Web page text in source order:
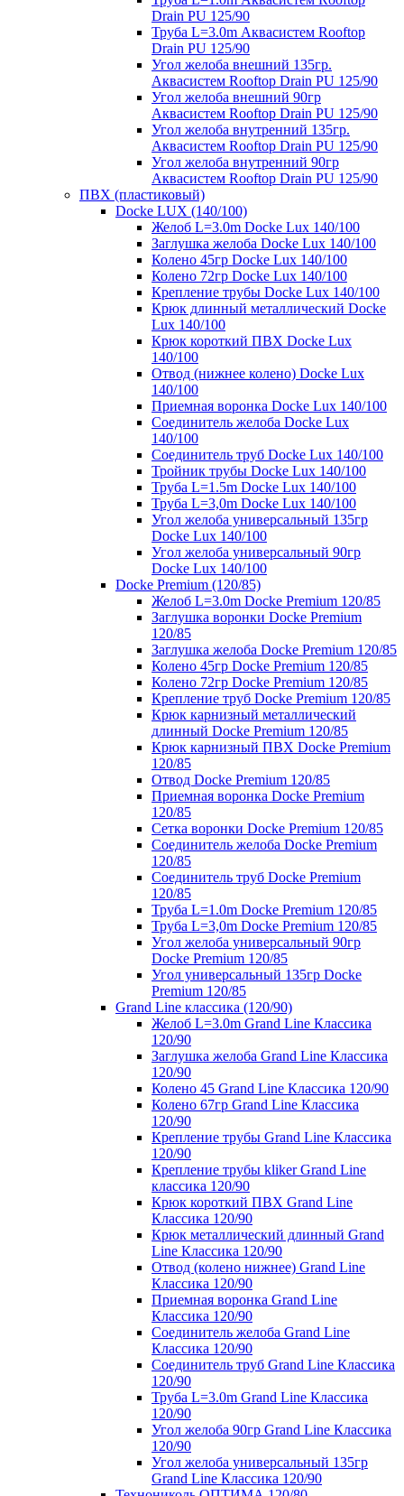
Drain PU 125/90
Труба L=3.0m Аквасистем Rooftop
Drain PU 125/90
Угол желоба внешний 135гр.
Аквасистем Rooftop Drain PU 125/90
Угол желоба внешний 90гр
Аквасистем Rooftop Drain PU 125/90
Угол желоба внутренний 135гр.
Аквасистем Rooftop Drain PU 125/90
Угол желоба внутренний 90гр
Аквасистем Rooftop Drain PU 125/90
ПВХ (пластиковый)
Docke LUX (140/100)
Желоб L=3.0m Docke Lux 140/100
Заглушка желоба Docke Lux 140/100
Колено 45гр Docke Lux 140/100
Колено 72гр Docke Lux 140/100
Крепление трубы Docke Lux 140/100
Крюк длинный металлический Docke
Lux 140/100
Крюк короткий ПВХ Docke Lux
140/100
Отвод (нижнее колено) Docke Lux
140/100
Приемная воронка Docke Lux 140/100
Соединитель желоба Docke Lux
140/100
Соединитель труб Docke Lux 140/100
Тройник трубы Docke Lux 140/100
Труба L=1.5m Docke Lux 140/100
Труба L=3,0m Docke Lux 140/100
Угол желоба универсальный 135гр
Docke Lux 140/100
Угол желоба универсальный 90гр
Docke Lux 140/100
Docke Premium (120/85)
Желоб L=3.0m Docke Premium 120/85
Заглушка воронки Docke Premium
120/85
Заглушка желоба Docke Premium 120/85
Колено 45гр Docke Premium 120/85
Колено 72гр Docke Premium 120/85
Крепление труб Docke Premium 120/85
Крюк карнизный металлический
длинный Docke Premium 120/85
Крюк карнизный ПВХ Docke Premium
120/85
Отвод Docke Premium 120/85
Приемная воронка Docke Premium
120/85
Сетка воронки Docke Premium 120/85
Соединитель желоба Docke Premium
120/85
Соединитель труб Docke Premium
120/85
Труба L=1.0m Docke Premium 120/85
Труба L=3,0m Docke Premium 120/85
Угол желоба универсальный 90гр
Docke Premium 120/85
Угол универсальный 135гр Docke
Premium 120/85
Grand Line классика (120/90)
Желоб L=3.0m Grand Line Классика
120/90
Заглушка желоба Grand Line Классика
120/90
Колено 45 Grand Line Классика 120/90
Колено 67гр Grand Line Классика
120/90
Крепление трубы Grand Line Классика
120/90
Крепление трубы kliker Grand Line
классика 120/90
Крюк короткий ПВХ Grand Line
Классика 120/90
Крюк металлический длинный Grand
Line Классика 120/90
Отвод (колено нижнее) Grand Line
Классика 120/90
Приемная воронка Grand Line
Классика 120/90
Соединитель желоба Grand Line
Классика 120/90
Соединитель труб Grand Line Классика
120/90
Труба L=3.0m Grand Line Классика
120/90
Угол желоба 90гр Grand Line Классика
120/90
Угол желоба универсальный 135гр
Grand Line Классика 120/90